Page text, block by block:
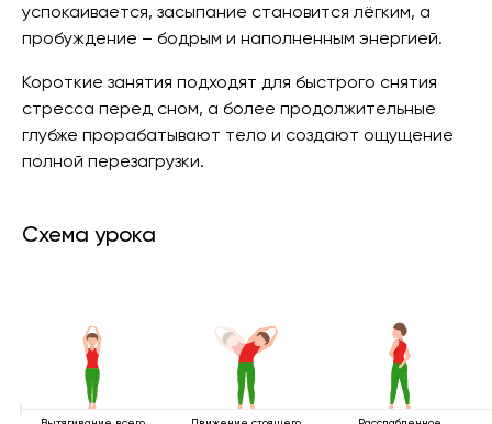
успокаивается, засыпание становится лёгким, а
пробуждение – бодрым и наполненным энергией.
Короткие занятия подходят для быстрого снятия
стресса перед сном, а более продолжительные
глубже прорабатывают тело и создают ощущение
полной перезагрузки.
Схема урока